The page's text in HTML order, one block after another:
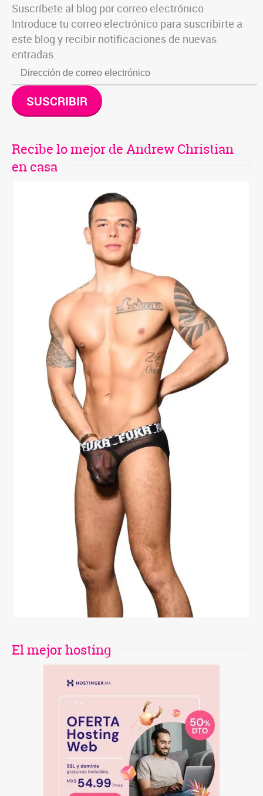
Suscríbete al blog por correo electrónico
Introduce tu correo electrónico para suscribirte a
este blog y recibir notificaciones de nuevas
entradas.
SUSCRIBIR
Recibe lo mejor de Andrew Christian
en casa
El mejor hosting